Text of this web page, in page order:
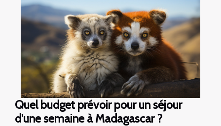
Quel budget prévoir pour un séjour
d'une semaine à Madagascar ?